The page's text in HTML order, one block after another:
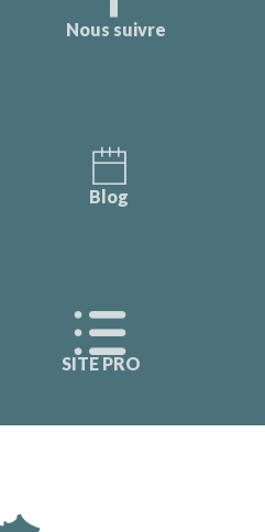
Nous suivre
Blog
SITE PRO